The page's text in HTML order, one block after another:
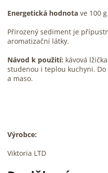
Energetická hodnota ve 100
Přirozený sediment je
aromatizační látky.
Návod k použití: kávová
studenou i teplou kuchyni.
a maso.
Výrobce:
Viktoria LTD